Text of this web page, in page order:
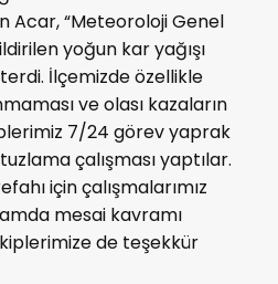
Acar, “Meteoroloji Genel
yoğun kar yağışı
İlçemizde özellikle
ve olası kazaların
7/24 görev yaprak
çalışması yaptılar.
için çalışmalarımız
mesai kavramı
de teşekkür